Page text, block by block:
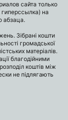
сайта только
на
абзаца.
Зібрані кошти
громадської
матеріалів.
благодійними
коштів між
не підлягають